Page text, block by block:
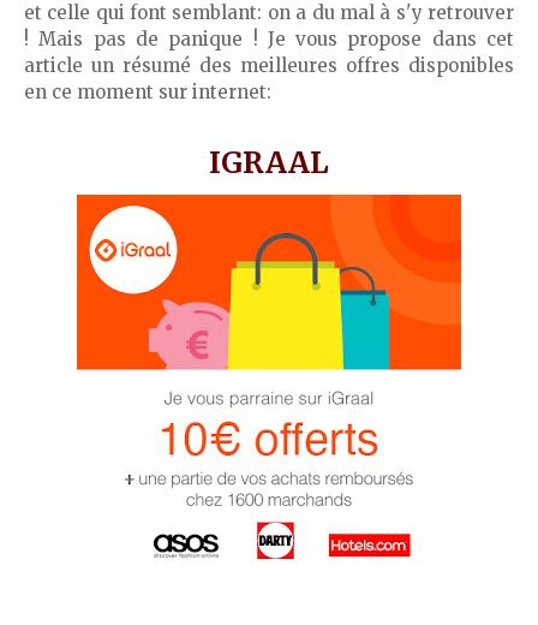
et celle qui font semblant: on a du mal à s'y retrouver
! Mais pas de panique ! Je vous propose dans cet
article un résumé des meilleures offres disponibles
en ce moment sur internet:
IGRAAL